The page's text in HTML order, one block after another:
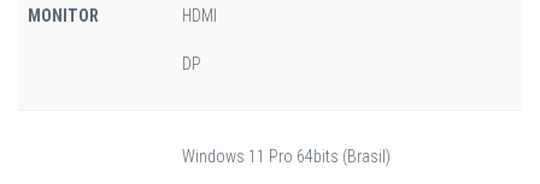
MONITOR HDMI
DP
Windows 11 Pro 64bits (Brasil)